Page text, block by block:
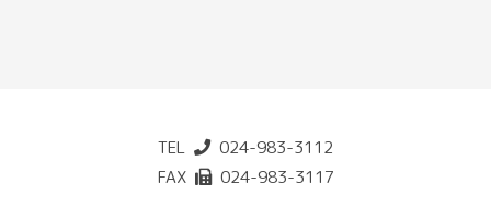
TEL
024-983-3112
FAX
024-983-3117